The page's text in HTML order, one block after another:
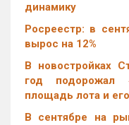
динамику
Росреестр: в
вырос на 12%
В новостройках
год подорожал
площадь лота и
В сентябре на